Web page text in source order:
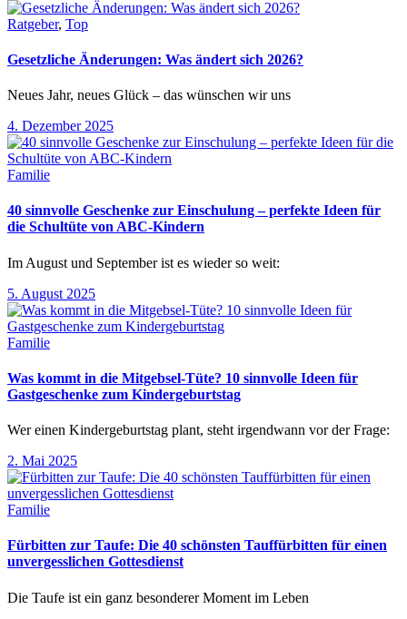
Ratgeber, Top
Gesetzliche Änderungen: Was ändert sich 2026?
Neues Jahr, neues Glück – das wünschen wir uns
4. Dezember 2025
Familie
40 sinnvolle Geschenke zur Einschulung – perfekte Ideen für
die Schultüte von ABC-Kindern
Im August und September ist es wieder so weit:
5. August 2025
Familie
Was kommt in die Mitgebsel-Tüte? 10 sinnvolle Ideen für
Gastgeschenke zum Kindergeburtstag
Wer einen Kindergeburtstag plant, steht irgendwann vor der Frage:
2. Mai 2025
Familie
Fürbitten zur Taufe: Die 40 schönsten Tauffürbitten für einen
unvergesslichen Gottesdienst
Die Taufe ist ein ganz besonderer Moment im Leben